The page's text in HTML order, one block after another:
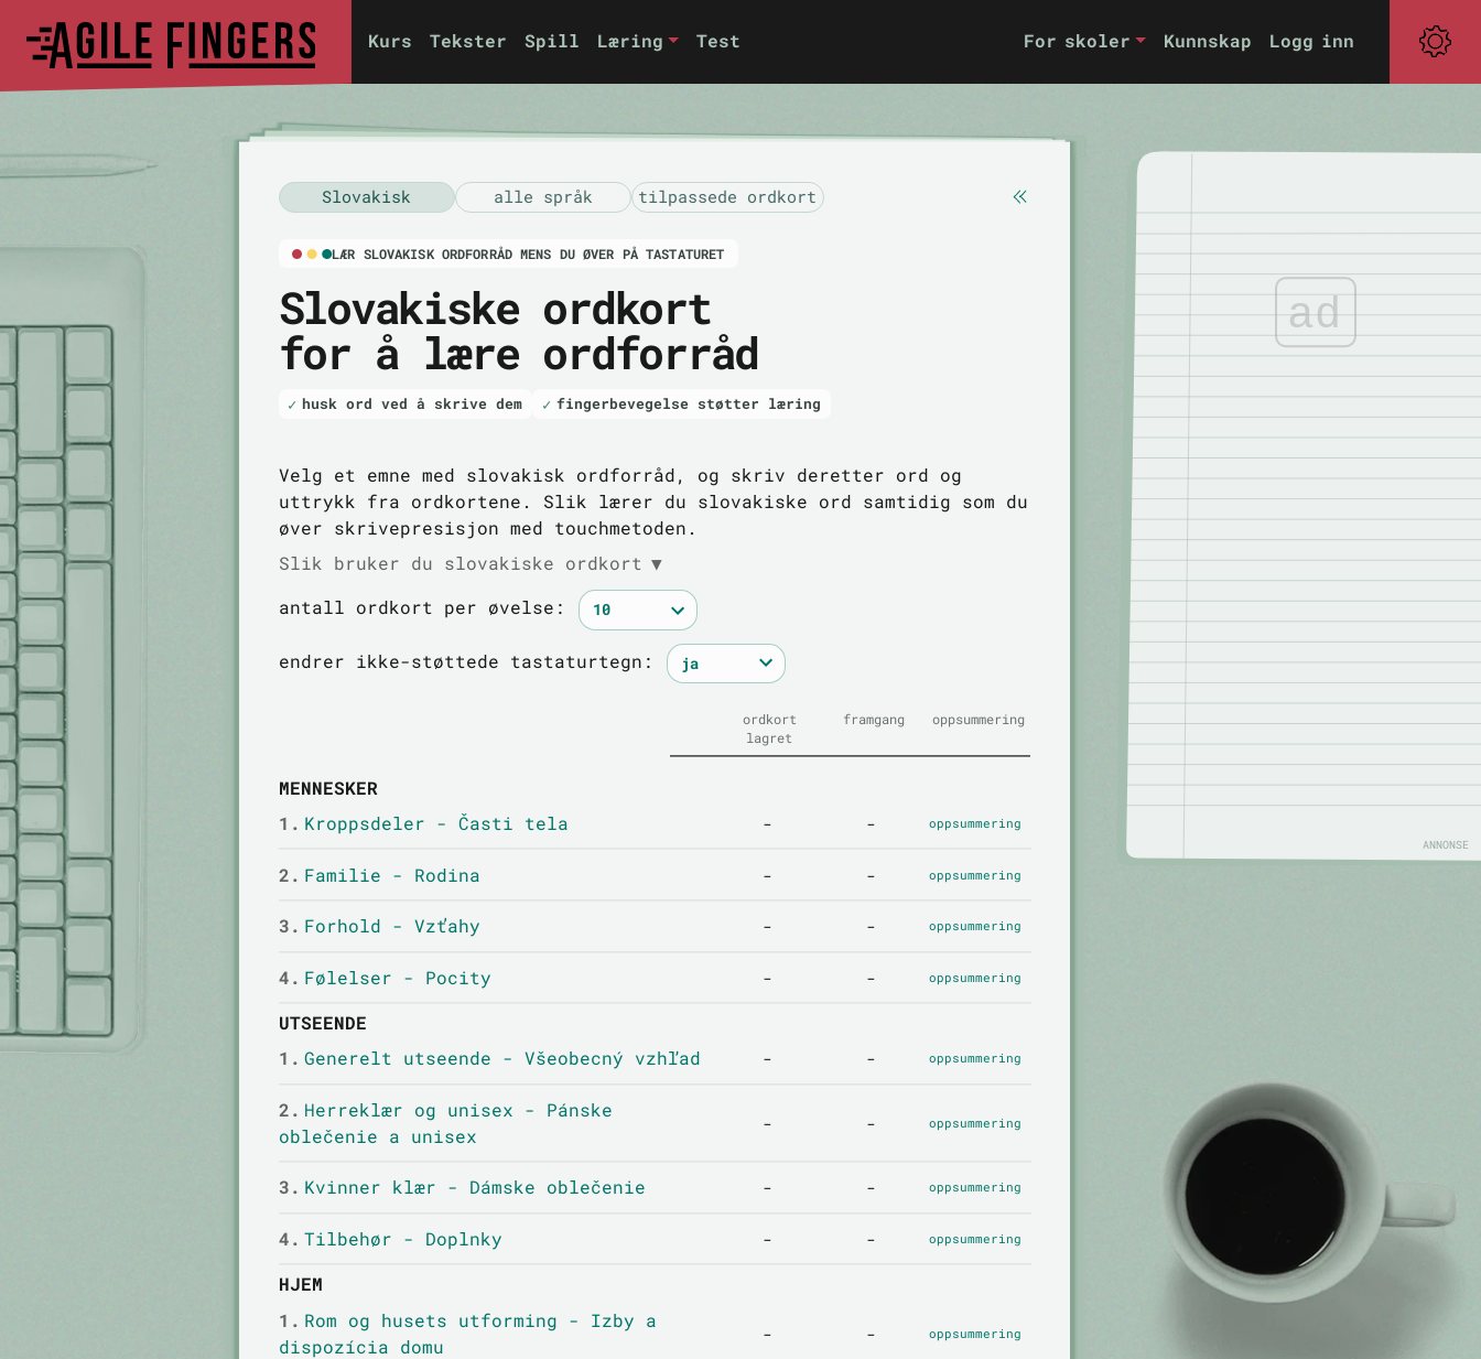
Kurs Tekster Spill Læring Test For skoler Kunnskap Logg inn
Slovakisk alle språk tilpassede ordkort
LÆR SLOVAKISK ORDFORRÅD MENS DU ØVER PÅ TASTATURET
Slovakiske ordkort
for å lære ordforråd
husk ord ved å skrive dem fingerbevegelse støtter læring
Velg et emne med slovakisk ordforråd, og skriv deretter ord og
uttrykk fra ordkortene. Slik lærer du slovakiske ord samtidig som du
øver skrivepresisjon med touchmetoden.
Slik bruker du slovakiske ordkort ▼
antall ordkort per øvelse:
endrer ikke-støttede tastaturtegn:
ordkort
lagret
framgang oppsummering
MENNESKER
1. Kroppsdeler - Časti tela - - oppsummering
2. Familie - Rodina - - oppsummering
3. Forhold - Vzťahy - - oppsummering
4. Følelser - Pocity - - oppsummering
UTSEENDE
1. Generelt utseende - Všeobecný vzhľad - - oppsummering
2. Herreklær og unisex - Pánske
oblečenie a unisex
- - oppsummering
3. Kvinner klær - Dámske oblečenie - - oppsummering
4. Tilbehør - Doplnky - - oppsummering
HJEM
1. Rom og husets utforming - Izby a
dispozícia domu
- - oppsummering
ad
ANNONSE